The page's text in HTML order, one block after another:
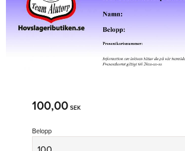
100,00 SEK
Belopp